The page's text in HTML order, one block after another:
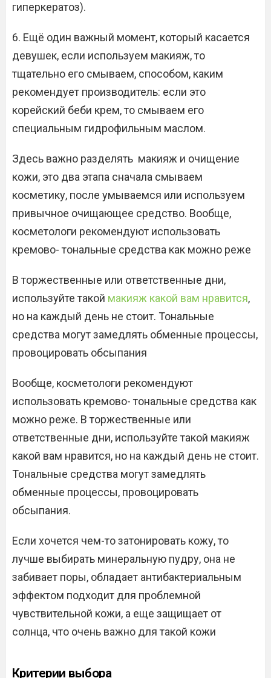
гиперкератоз).
6. Ещё один важный момент, который касается
девушек, если используем макияж, то
тщательно его смываем, способом, каким
рекомендует производитель: если это
корейский беби крем, то смываем его
специальным гидрофильным маслом.
Здесь важно разделять макияж и очищение
кожи, это два этапа сначала смываем
косметику, после умываемся или используем
привычное очищающее средство. Вообще,
косметологи рекомендуют использовать
кремово- тональные средства как можно реже
В торжественные или ответственные дни,
используйте такой макияж какой вам нравится,
но на каждый день не стоит. Тональные
средства могут замедлять обменные процессы,
провоцировать обсыпания
Вообще, косметологи рекомендуют
использовать кремово- тональные средства как
можно реже. В торжественные или
ответственные дни, используйте такой макияж
какой вам нравится, но на каждый день не стоит.
Тональные средства могут замедлять
обменные процессы, провоцировать
обсыпания.
Если хочется чем-то затонировать кожу, то
лучше выбирать минеральную пудру, она не
забивает поры, обладает антибактериальным
эффектом подходит для проблемной
чувствительной кожи, а еще защищает от
солнца, что очень важно для такой кожи
Критерии выбора